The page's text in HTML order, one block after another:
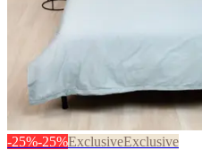
-25%-25%ExclusiveExclusive